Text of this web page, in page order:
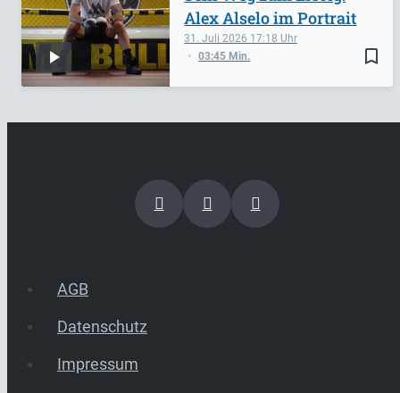
bookmark_border
31. Juli 2026 17:18
03:45 Min.
Alex Alselo im Portrait
AGB
Datenschutz
Impressum